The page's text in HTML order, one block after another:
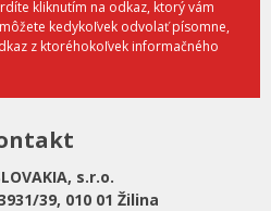
kliknutím na odkaz, ktorý vám
kedykoľvek odvolať písomne,
z ktoréhokoľvek informačného
s.r.o.
39, 010 01 Žilina